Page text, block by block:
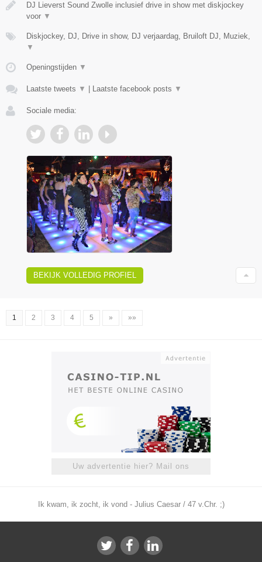
DJ Lieverst Sound Zwolle inclusief drive in show met diskjockey
voor ▼
Diskjockey, DJ, Drive in show, DJ verjaardag, Bruiloft DJ, Muziek,
▼
Openingstijden ▼
Laatste tweets ▼ Laatste facebook posts ▼
Sociale media:
BEKIJK VOLLEDIG PROFIEL
1 2 3 4 5 » »»
Uw advertentie hier? Mail ons
Ik kwam, ik zocht, ik vond - Julius Caesar / 47 v.Chr. ;)